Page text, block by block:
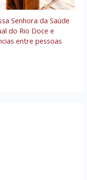
Senhora da Saúde
do Rio Doce e
entre pessoas